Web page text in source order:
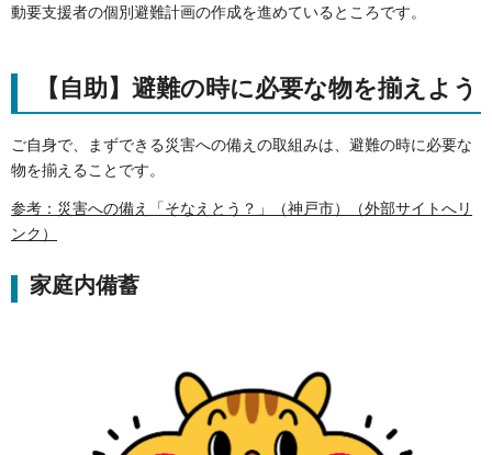
動要支援者の個別避難計画の作成を進めているところです。
【自助】避難の時に必要な物を揃えよう
ご自身で、まずできる災害への備えの取組みは、避難の時に必要な
物を揃えることです。
参考：災害への備え「そなえとう？」（神戸市）（外部サイトへリ
ンク）
家庭内備蓄